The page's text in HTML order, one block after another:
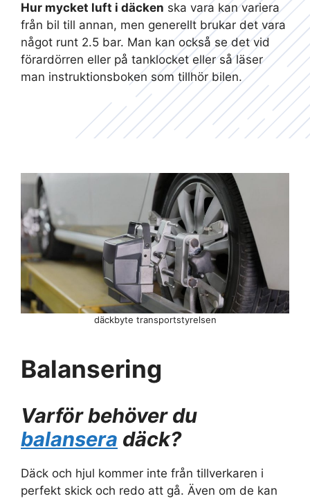
Hur mycket luft i däcken ska vara kan variera
från bil till annan, men generellt brukar det vara
något runt 2.5 bar. Man kan också se det vid
förardörren eller på tanklocket eller så läser
man instruktionsboken som tillhör bilen.
Balansering
Varför behöver du
balansera däck?
Däck och hjul kommer inte från tillverkaren i
perfekt skick och redo att gå. Även om de kan
däckbyte transportstyrelsen